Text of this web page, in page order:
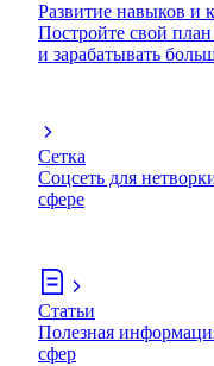
Развитие навыков и
Постройте свой
и зарабатывать
Сетка
Соцсеть для
сфере
Статьи
Полезная
сфер